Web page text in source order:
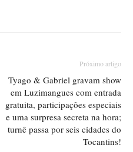
Próximo artigo
Tyago & Gabriel gravam show
em Luzimangues com entrada
gratuita, participações especiais
e uma surpresa secreta na hora;
turnê passa por seis cidades do
Tocantins!